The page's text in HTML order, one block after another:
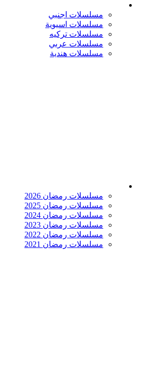
مسلسلات اجنبي
مسلسلات اسيوية
مسلسلات تركيه
مسلسلات عربي
مسلسلات هندية
مسلسلات رمضان 2026
مسلسلات رمضان 2025
مسلسلات رمضان 2024
مسلسلات رمضان 2023
مسلسلات رمضان 2022
مسلسلات رمضان 2021